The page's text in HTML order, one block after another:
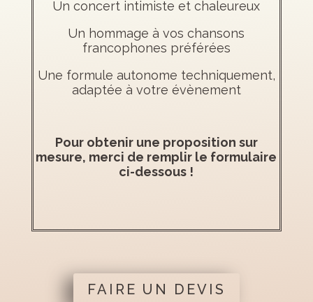
Un concert intimiste et chaleureux
Un hommage à vos chansons
francophones préférées
Une formule autonome techniquement,
adaptée à votre évènement
Pour obtenir une proposition sur
mesure, merci de remplir le formulaire
ci-dessous !
FAIRE UN DEVIS